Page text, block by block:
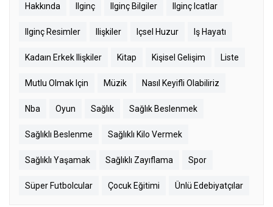
Hakkında Ilginç Ilginç Bilgiler Ilginç Icatlar
Ilginç Resimler Ilişkiler Içsel Huzur Iş Hayatı
Kadaın Erkek Ilişkiler Kitap Kişisel Gelişim Liste
Mutlu Olmak Için Müzik Nasıl Keyifli Olabiliriz
Nba Oyun Sağlık Sağlık Beslenmek
Sağlıklı Beslenme Sağlıklı Kilo Vermek
Sağlıklı Yaşamak Sağlıklı Zayıflama Spor
Süper Futbolcular Çocuk Eğitimi Ünlü Edebiyatçılar